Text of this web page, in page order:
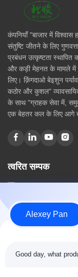
कंपनियाँ "बाजार में
संतुष्टि जीतने के लिए
प्रबंधन उत्कृष्टता स्थापित
और कड़ी मेहनत के मामले में
लिए। क़िंगदाओ बेइशुन
कठोर और कुशल"
के साथ "ग्राहक सेवा में,
एक बेहतर कल के लिए आगे
त्वरित सम्पक
घर
उत्पादों
संपर्क करें
श्रेणियाँ
Alexey Pan
Good day, what